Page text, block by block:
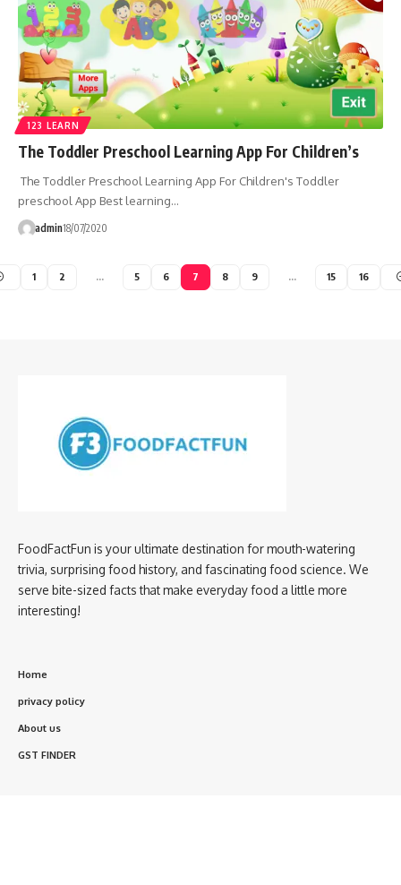
123 LEARN
The Toddler Preschool Learning App For Children’s
The Toddler Preschool Learning App For Children's Toddler
preschool App Best learning…
admin18/07/2020
1 2 … 5 6 7 8 9 … 15 16
FoodFactFun is your ultimate destination for mouth-watering
trivia, surprising food history, and fascinating food science. We
serve bite-sized facts that make everyday food a little more
interesting!
Home
privacy policy
About us
GST FINDER